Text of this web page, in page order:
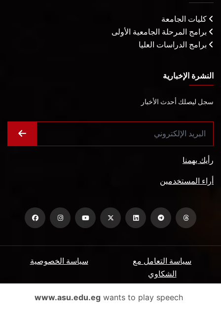
كليات الجامعة
برامج المرحلة الجامعية الأولى
برامج الدراسات العليا
النشرة الإخبارية
سجل ليصلك أحدث الأخبار
رأيك يهمنا
أراء المستخدمين
سياسة الخصوصية
سياسة التعامل مع
الشكاوي
الأسئلة الشائعة ميثاق المتعاملين www.asu.edu.egwants to play speech